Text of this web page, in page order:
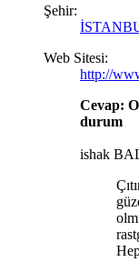
Şehir:
Web Sitesi:
http://
Cevap:
durum
ishak